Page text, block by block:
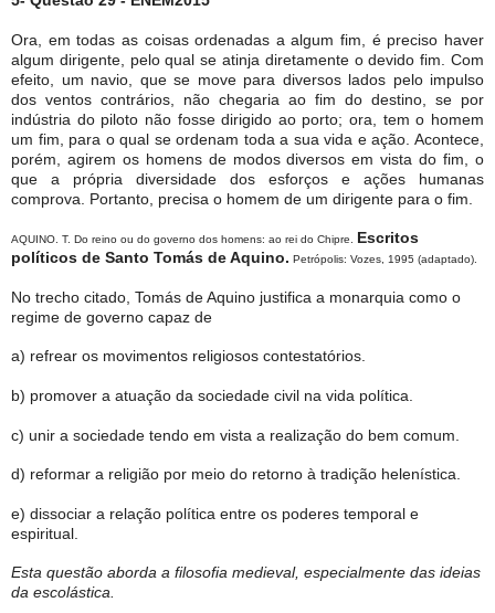
Ora, em todas as coisas ordenadas a algum fim, é preciso haver
algum dirigente, pelo qual se atinja diretamente o devido fim. Com
efeito, um navio, que se move para diversos lados pelo impulso
dos ventos contrários, não chegaria ao fim do destino, se por
indústria do piloto não fosse dirigido ao porto; ora, tem o homem
um fim, para o qual se ordenam toda a sua vida e ação. Acontece,
porém, agirem os homens de modos diversos em vista do fim, o
que a própria diversidade dos esforços e ações humanas
comprova. Portanto, precisa o homem de um dirigente para o fim.
AQUINO. T. Do reino ou do governo dos homens: ao rei do Chipre. Escritos
políticos de Santo Tomás de Aquino. Petrópolis: Vozes, 1995 (adaptado).
No trecho citado, Tomás de Aquino justifica a monarquia como o
regime de governo capaz de
a) refrear os movimentos religiosos contestatórios.
b) promover a atuação da sociedade civil na vida política.
c) unir a sociedade tendo em vista a realização do bem comum.
d) reformar a religião por meio do retorno à tradição helenística.
e) dissociar a relação política entre os poderes temporal e
espiritual.
Esta questão aborda a filosofia medieval, especialmente das ideias
da escolástica.